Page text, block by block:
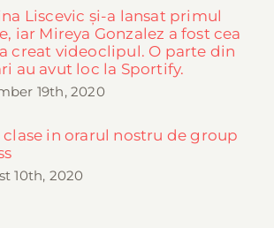
Liscevic și-a lansat primul
iar Mireya Gonzalez a fost cea
creat videoclipul. O parte din
au avut loc la Sportify.
19th, 2020
clase in orarul nostru de group
10th, 2020